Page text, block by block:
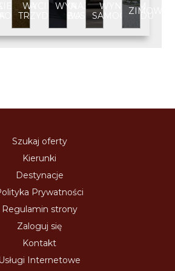
WYCIECZKA
TRZYDNIOWA
WYNAJEM
BUSA
WYNAJEM
SAMOCHODU
Szukaj oferty
Kierunki
Destynacje
Prywatności
Regulamin strony
Zaloguj się
Kontakt
Usługi Internetowe